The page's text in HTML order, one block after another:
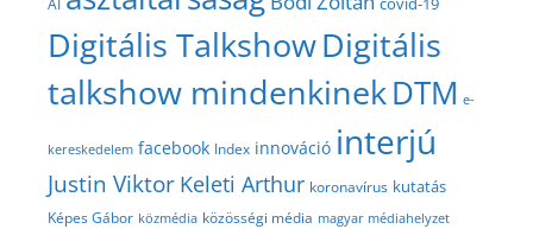
AI
Digitális TalkshowDigitális
talkshow mindenkinekDTM e-
kereskedelem facebook Index innováció interjú
Justin Viktor Keleti Arthur koronavírus kutatás
Képes Gábor közmédia közösségi média magyar médiahelyzet